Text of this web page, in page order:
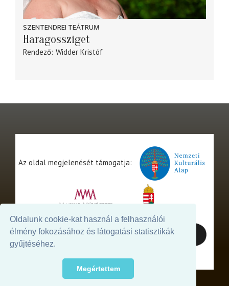
Oldalunk cookie-kat használ a felhasználói
élmény fokozásához és látogatási statisztikák
gyűjtéséhez.
Megértettem
SZENTENDREI TEÁTRUM
Haragossziget
Rendező Widder Kristóf
Az oldal megjelenését támogatja: